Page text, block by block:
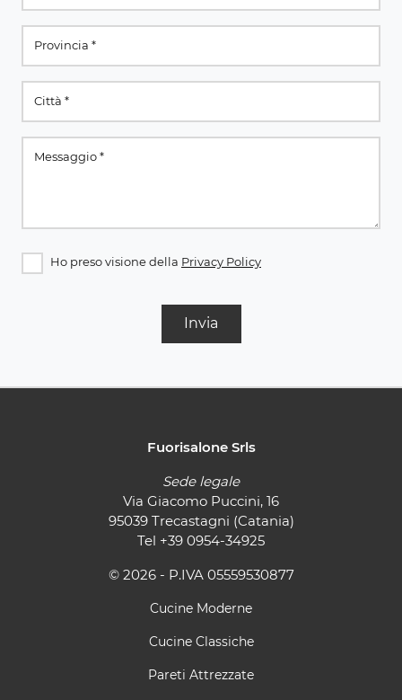
Ho preso visione della Privacy Policy
Invia
Fuorisalone Srls
Sede legale
Via Giacomo Puccini, 16
95039 Trecastagni (Catania)
Tel +39 0954-34925
© 2026 - P.IVA 05559530877
Cucine Moderne
Cucine Classiche
Pareti Attrezzate